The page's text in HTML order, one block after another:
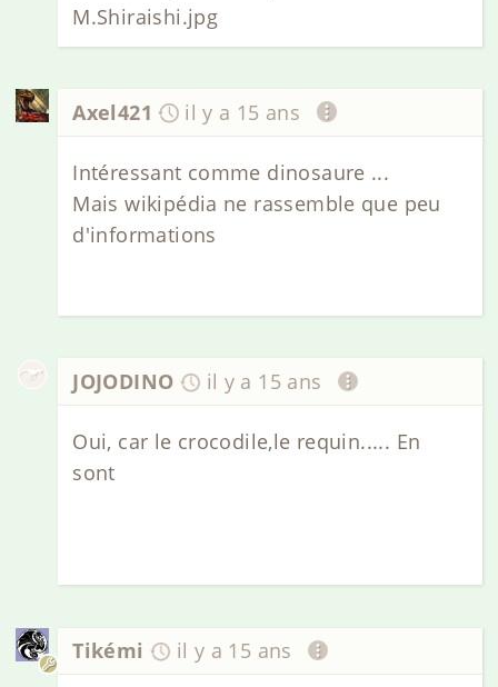
M.Shiraishi.jpg
Axel421 il y a 15 ans
Intéressant comme dinosaure ...
Mais wikipédia ne rassemble que peu
d'informations
JOJODINO il y a 15 ans
Oui, car le crocodile,le requin..... En
sont
Tikémi il y a 15 ans